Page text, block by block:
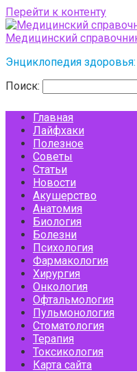
Перейти к контенту
Медицинский
Энциклопедия
Поиск:
Главная
Лайфхаки
Полезное
Советы
Статьи
Новости
Акушерство
Анатомия
Биология
Болезни
Психология
Фармакология
Хирургия
Онкология
Офтальмология
Пульмонология
Стоматология
Терапия
Токсикология
Карта сайта